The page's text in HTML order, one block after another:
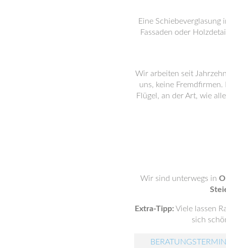
Eine Schiebeverglasung
Fassaden oder
Wir arbeiten seit
uns, keine
Flügel, an der Art, wie
Wir sind unterwegs in
Extra-Tipp: Viele lassen
sich